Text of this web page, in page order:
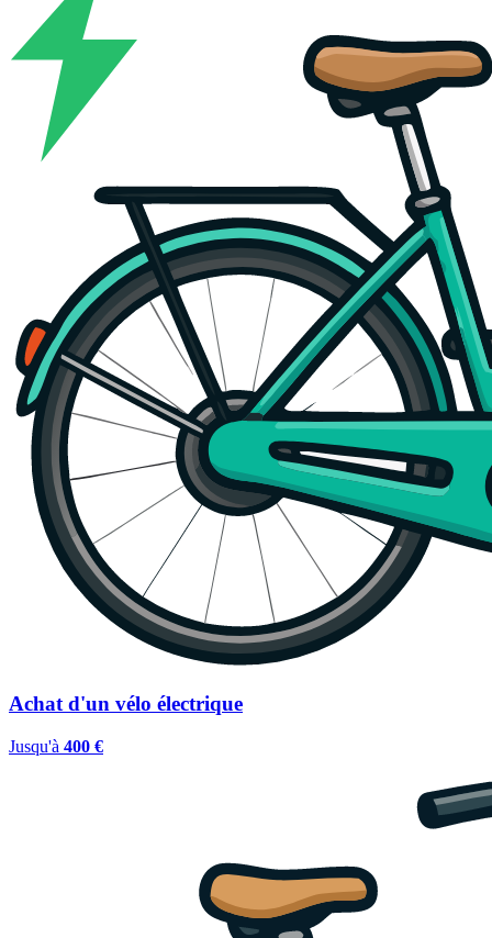
Achat d'un vélo électrique
Jusqu'à 400 €